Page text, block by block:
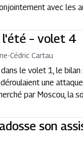
avec les
l'été – volet 4
-Cédric Cartau
le volet 1, le
une
par Moscou, la
son